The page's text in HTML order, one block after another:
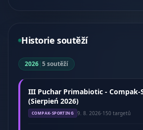
Historie soutěží
2026|5 soutěží
III Puchar Primabiotic - Compak-
(Sierpień 2026)
COMPAK-SPORTING 9. 8. 2026·150 targetů